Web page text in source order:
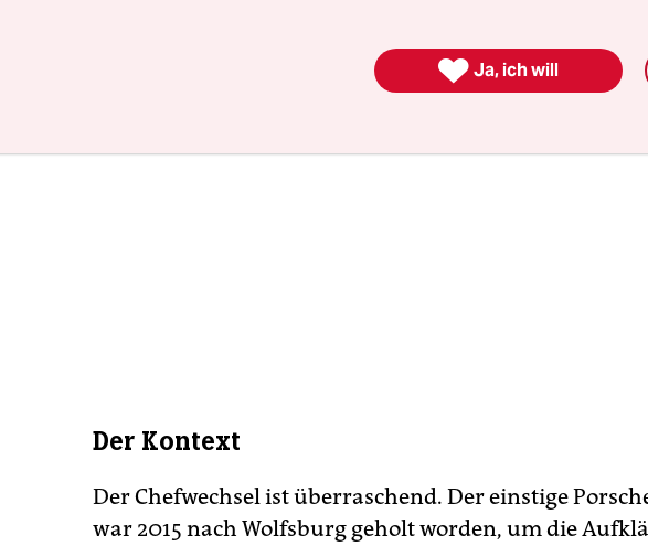
Der Kontext
Der Chefwechsel ist überraschend. Der einstige
war 2015 nach Wolfsburg geholt worden, um die
 Ja, ich will